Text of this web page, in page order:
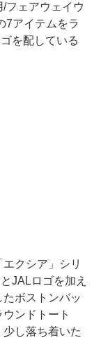
フェアウェイウ
7アイテムをラ
を配している
クシア」シリ
JALロゴを加え
ボストンバッ
ンドトート
し落ち着いた